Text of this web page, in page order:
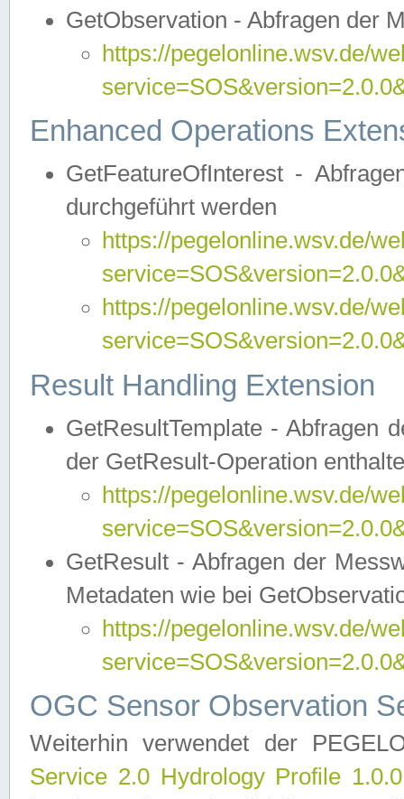
GetObservation - Abfragen der
https://pegelonline.wsv.de/
Enhanced Operations
GetFeatureOfInterest -
durchgeführt werden
https://pegelonline.wsv.de/
https://pegelonline.wsv.de/
Result Handling Extension
GetResultTemplate - Abfragen
der GetResult-Operation
https://pegelonline.wsv.de/
GetResult - Abfragen der
Metadaten wie bei
https://pegelonline.wsv.de/
OGC Sensor Observation
Weiterhin verwendet der
Service 2.0 Hydrology Profile